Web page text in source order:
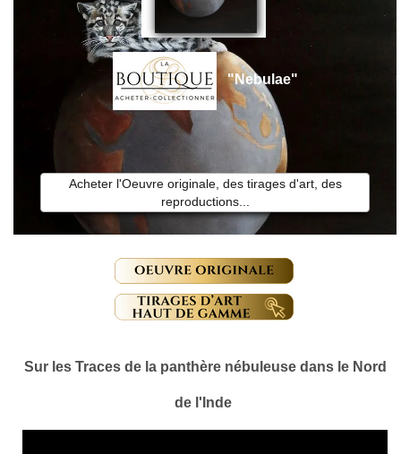
"Nebulae"
Acheter l'Oeuvre originale, des tirages d'art, des
reproductions...
Sur les Traces de la panthère nébuleuse dans le Nord
de l'Inde